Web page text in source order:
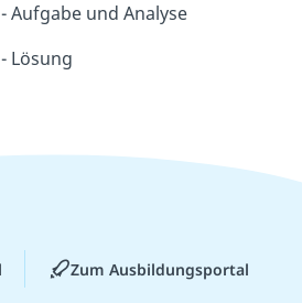
Aufgabe und Analyse
Lösung
Zum Ausbildungsportal